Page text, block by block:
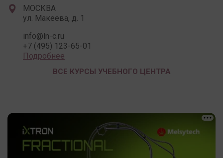
МОСКВА
ул. Макеева, д. 1
info@ln-c.ru
+7 (495) 123-65-01
Подробнее
ВСЕ КУРСЫ УЧЕБНОГО ЦЕНТРА